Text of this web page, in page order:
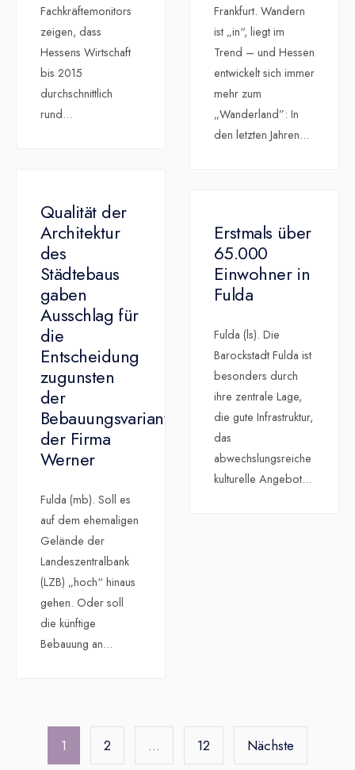
Fachkräftemonitors
zeigen, dass
Hessens Wirtschaft
bis 2015
durchschnittlich
rund...
Frankfurt. Wandern
ist „in“, liegt im
Trend – und Hessen
entwickelt sich immer
mehr zum
„Wanderland”: In
den letzten Jahren...
Qualität der
Architektur
des
Städtebaus
gaben
Ausschlag für
die
Entscheidung
zugunsten
der
Bebauungsvariante
der Firma
Werner
Fulda (mb). Soll es
auf dem ehemaligen
Gelände der
Landeszentralbank
(LZB) „hoch“ hinaus
gehen. Oder soll
die künftige
Bebauung an...
Erstmals über
65.000
Einwohner in
Fulda
Fulda (ls). Die
Barockstadt Fulda ist
besonders durch
ihre zentrale Lage,
die gute Infrastruktur,
das
abwechslungsreiche
kulturelle Angebot...
Seitennummerierung
1 2 … 12 Nächste